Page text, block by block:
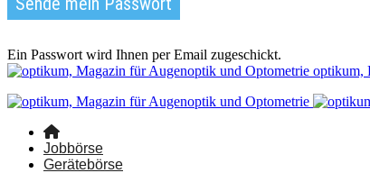
Ein Passwort wird Ihnen per Email zugeschickt.
optikum,
Jobbörse
Gerätebörse